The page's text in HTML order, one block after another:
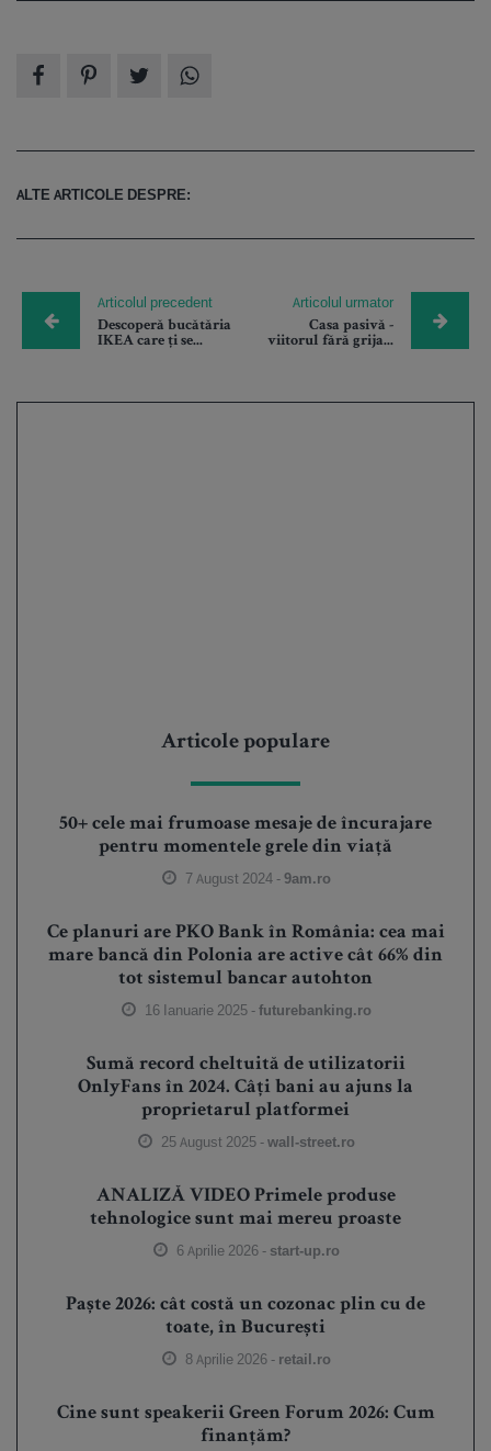
ALTE ARTICOLE DESPRE:
Articolul precedent
Descoperă bucătăria
IKEA care ți se...
Articolul urmator
Casa pasivă -
viitorul fără grija...
Articole populare
50+ cele mai frumoase mesaje de încurajare
pentru momentele grele din viață
7 August 2024 -9am.ro
Ce planuri are PKO Bank în România: cea mai
mare bancă din Polonia are active cât 66% din
tot sistemul bancar autohton
16 Ianuarie 2025 -futurebanking.ro
Sumă record cheltuită de utilizatorii
OnlyFans în 2024. Câți bani au ajuns la
proprietarul platformei
25 August 2025 -wall-street.ro
ANALIZĂ VIDEO Primele produse
tehnologice sunt mai mereu proaste
6 Aprilie 2026 - start-up.ro
Paște 2026: cât costă un cozonac plin cu de
toate, în București
8 Aprilie 2026 - retail.ro
Cine sunt speakerii Green Forum 2026: Cum
finanțăm?